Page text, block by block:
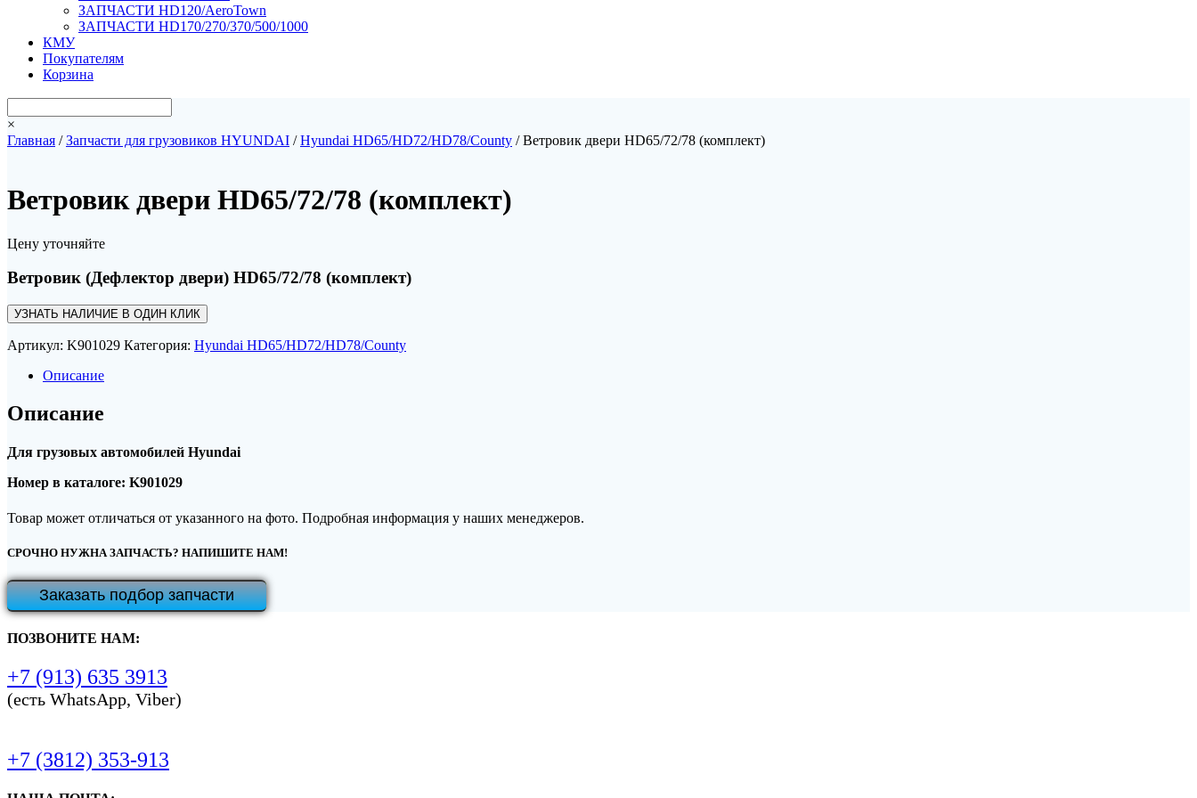
ЗАПЧАСТИ HD120/AeroTown
ЗАПЧАСТИ HD170/270/370/500/1000
КМУ
Покупателям
Корзина
×
Главная /Запчасти для грузовиков HYUNDAI /Hyundai HD65/HD72/HD78/County / Ветровик двери HD65/72/78 (комплект)
Ветровик двери HD65/72/78 (комплект)
Цену уточняйте
Ветровик (Дефлектор двери) HD65/72/78 (комплект)
УЗНАТЬ НАЛИЧИЕ В ОДИН КЛИК
Артикул: K901029 Категория: Hyundai HD65/HD72/HD78/County
Описание
Описание
Для грузовых автомобилей Hyundai
Номер в каталоге: K901029
Товар может отличаться от указанного на фото. Подробная информация у наших менеджеров.
СРОЧНО НУЖНА ЗАПЧАСТЬ? НАПИШИТЕ НАМ!
Заказать подбор запчасти
ПОЗВОНИТЕ НАМ:
+7 (913) 635 3913
(есть WhatsApp, Viber)
+7 (3812) 353-913